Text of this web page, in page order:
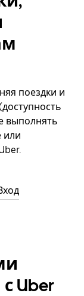
поездки и
выполнять
или
Uber